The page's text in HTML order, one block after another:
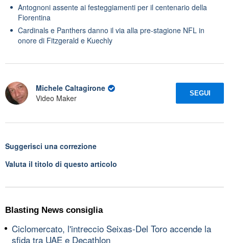
Antognoni assente ai festeggiamenti per il centenario della
Fiorentina
Cardinals e Panthers danno il via alla pre-stagione NFL in
onore di Fitzgerald e Kuechly
Michele Caltagirone
Video Maker
SEGUI
Suggerisci una correzione
Valuta il titolo di questo articolo
Blasting News consiglia
Ciclomercato, l'intreccio Seixas-Del Toro accende la
sfida tra UAE e Decathlon